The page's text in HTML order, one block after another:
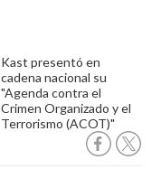
Kast presentó en
cadena nacional su
"Agenda contra el
Crimen Organizado y el
Terrorismo (ACOT)"